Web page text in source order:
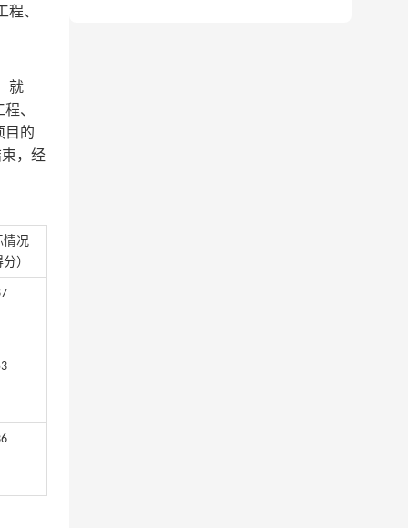
、
就
、
目的
，经
情况
）